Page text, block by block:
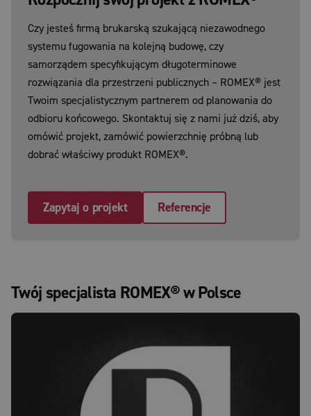
Czy jesteś firmą brukarską szukającą niezawodnego
systemu fugowania na kolejną budowę, czy
samorządem specyfikującym długoterminowe
rozwiązania dla przestrzeni publicznych – ROMEX® jest
Twoim specjalistycznym partnerem od planowania do
odbioru końcowego. Skontaktuj się z nami już dziś, aby
omówić projekt, zamówić powierzchnię próbną lub
dobrać właściwy produkt ROMEX®.
Zapytaj o projekt Referencje
Twój specjalista ROMEX® w Polsce